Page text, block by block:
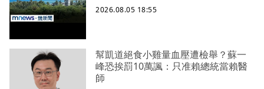
2026.08.05 18:55
幫凱道絕食小雞量血壓遭檢舉？蘇一
峰恐挨罰10萬諷：只准賴總統當賴醫
師